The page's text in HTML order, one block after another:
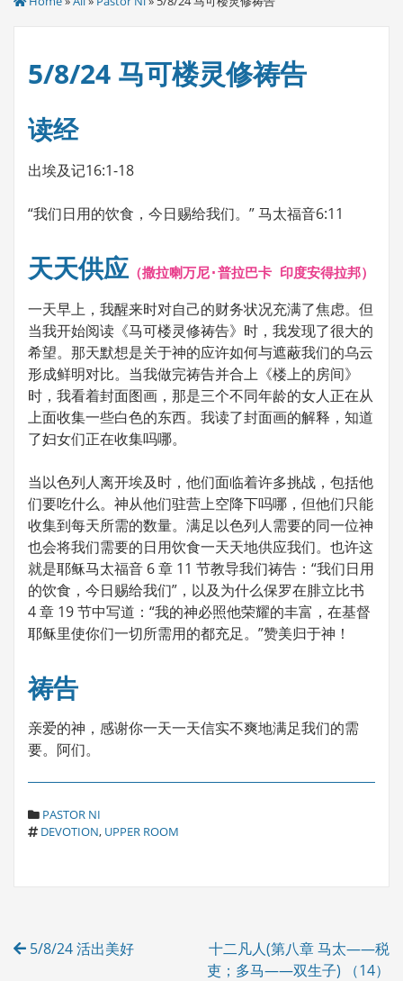
5/8/24 马可楼灵修祷告
读经
出埃及记16:1-18
“我们日用的饮食，今日赐给我们。” 马太福音6:11
天天供应 （撒拉喇万尼·普拉巴卡 印度安得拉邦）
一天早上，我醒来时对自己的财务状况充满了焦虑。但
当我开始阅读《马可楼灵修祷告》时，我发现了很大的
希望。那天默想是关于神的应许如何与遮蔽我们的乌云
形成鲜明对比。当我做完祷告并合上《楼上的房间》
时，我看着封面图画，那是三个不同年龄的女人正在从
上面收集一些白色的东西。我读了封面画的解释，知道
了妇女们正在收集吗哪。
当以色列人离开埃及时，他们面临着许多挑战，包括他
们要吃什么。神从他们驻营上空降下吗哪，但他们只能
收集到每天所需的数量。满足以色列人需要的同一位神
也会将我们需要的日用饮食一天天地供应我们。也许这
就是耶稣马太福音 6 章 11 节教导我们祷告：“我们日用
的饮食，今日赐给我们”，以及为什么保罗在腓立比书
4 章 19 节中写道：“我的神必照他荣耀的丰富，在基督
耶稣里使你们一切所需用的都充足。”赞美归于神！
祷告
亲爱的神，感谢你一天一天信实不爽地满足我们的需
要。阿们。
C
A
E
PASTOR NI
T
DEVOTION, UPPER ROOM
Post
5/8/24 活出美好
十二凡人(第八章 马太——税
吏；多马——双生子) （14）